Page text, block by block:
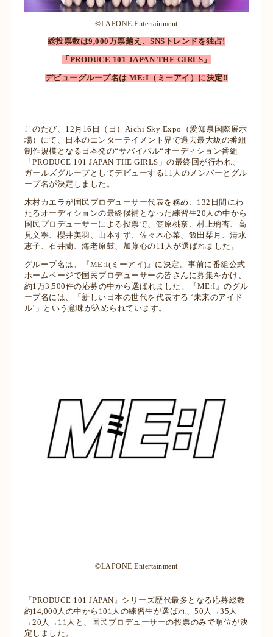
©LAPONE Entertainment
総投票数は9,000万票越え、SNSトレンドを独占!
「PRODUCE 101 JAPAN THE GIRLS」
デビューグループ名は ME:I（ミーアイ）に決定‼
このたび、12月16日（日）Aichi Sky Expo（愛知県国際展示
場）にて、日本のエンターテイメント界で過去最大級の番組
制作規模となる日本発の“サバイバル“オーディション番組
「PRODUCE 101 JAPAN THE GIRLS」の最終回が行われ、
ガールズグループとしてデビューする11人のメンバーとグル
ープ名が決定しました。
木村カエラが国民プロデューサー代表を務め、132日間にわ
たるオーディションの最終候補となった練習生20人の中から
国民プロデューサーによる投票で、笠原桃奈、村上璃杏、高
見文寧、櫻井美羽、山本すず、佐々木心菜、飯田栞月、清水
恵子、石井蘭、海老原鼓、加藤心の11人が選ばれました。
グループ名は、『ME:I(ミーアイ)』に決定。事前に番組公式
ホームページで国民プロデューサーの皆さんに募集をかけ、
約1万3,500件の応募の中から選ばれました。『ME:I』のグル
ープ名には、「新しい日本の世代を代表する ‘未来のアイ ド
ル’」という意味が込められています。
©LAPONE Entertainment
『PRODUCE 101 JAPAN』シリーズ歴代最多となる応募総数
約14,000人の中から101人の練習生が選ばれ、50 人→35人
→20人→11人と、国民プロデューサーの投票のみで順位が決
定しました。